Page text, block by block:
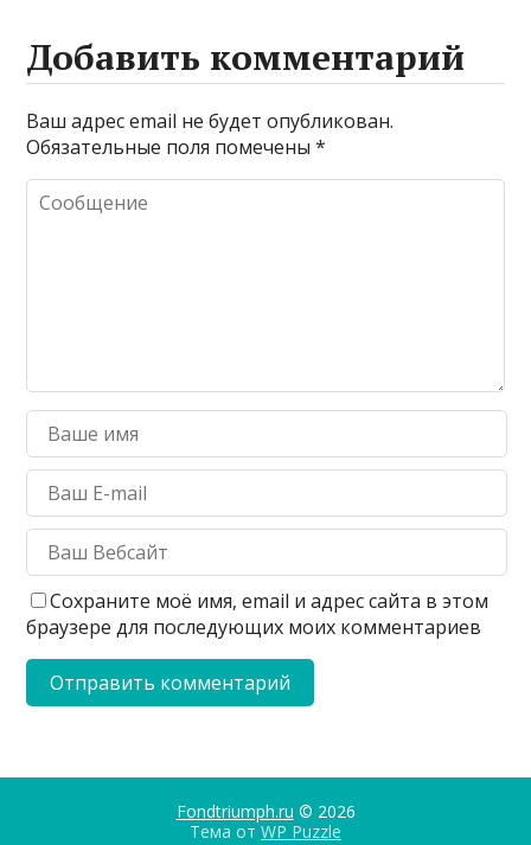
Добавить комментарий
Ваш адрес email не будет опубликован.
Обязательные поля помечены*
Сохраните моё имя, email и адрес сайта в этом
браузере для последующих моих комментариев
Fondtriumph.ru © 2026
Тема от WP Puzzle